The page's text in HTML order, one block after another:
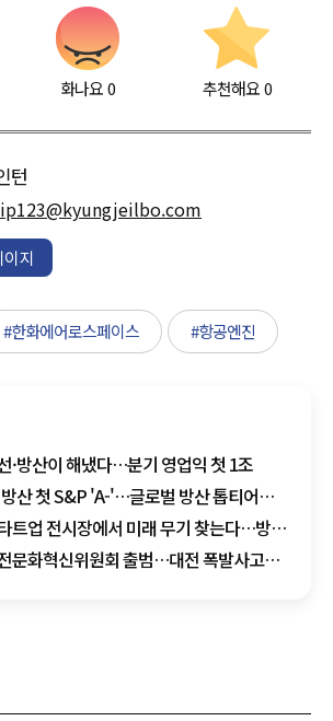
화나요0 추천해요 0
턴
지
#한화에어로스페이스 #항공엔진
·방산이 해냈다…분기 영업익 첫 1조
산 첫 S&P 'A-'…글로벌 방산 톱티어
트업 전시장에서 미래 무기 찾는다…방산
확대
문화혁신위원회 출범…대전 폭발사고